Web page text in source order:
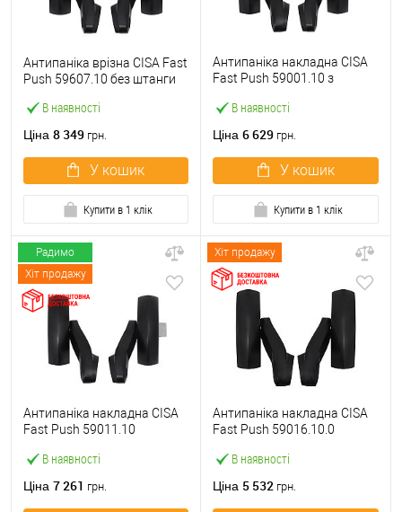
В наявності
Антипаніка врізна CISA Fast
Push 59607.10 без штанги
Ціна 8 349 грн.
У кошик
Купити в 1 клік
В наявності
Антипаніка накладна CISA
Fast Push 59001.10 з
Ціна 6 629 грн.
У кошик
Купити в 1 клік
Радимо
Хіт продажу
В наявності
Антипаніка накладна CISA
Fast Push 59011.10
штанги
Ціна 7 261 грн.
Хіт продажу
В наявності
Антипаніка накладна CISA
Fast Push 59016.10.0
штанги
Ціна 5 532 грн.